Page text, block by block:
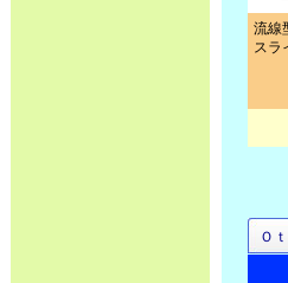
流線
スラ
Ｏ